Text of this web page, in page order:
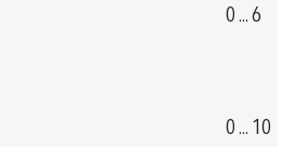
0 ... 6
0 ... 10